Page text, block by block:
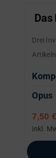
Das
Drei
Opus
7,50 €
inkl.